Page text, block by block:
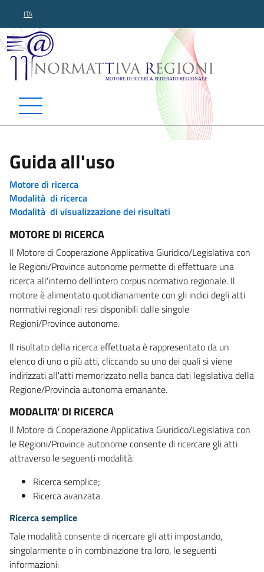
ITA
Normattiva Regioni -
Guida all'uso
Motore di ricerca
Modalità di ricerca
Modalità di visualizzazione dei risultati
MOTORE DI RICERCA
Il Motore di Cooperazione Applicativa Giuridico/Legislativa con
le Regioni/Province autonome permette di effettuare una
ricerca all'interno dell'intero corpus normativo regionale. Il
motore è alimentato quotidianamente con gli indici degli atti
normativi regionali resi disponibili dalle singole
Regioni/Province autonome.
Il risultato della ricerca effettuata è rappresentato da un
elenco di uno o più atti, cliccando su uno dei quali si viene
indirizzati all'atti memorizzato nella banca dati legislativa della
Regione/Provincia autonoma emanante.
MODALITA' DI RICERCA
Il Motore di Cooperazione Applicativa Giuridico/Legislativa con
le Regioni/Province autonome consente di ricercare gli atti
attraverso le seguenti modalità:
Ricerca semplice;
Ricerca avanzata.
Ricerca semplice
Tale modalità consente di ricercare gli atti impostando,
singolarmente o in combinazione tra loro, le seguenti
informazioni: